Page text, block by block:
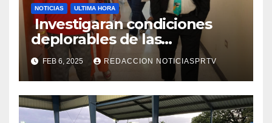
NOTICIAS ULTIMA HORA
Investigaran condiciones
deplorables de las
facilidades el Departamento
de la Salud en Mayagüez
FEB 6, 2025 REDACCION NOTICIASPRTV